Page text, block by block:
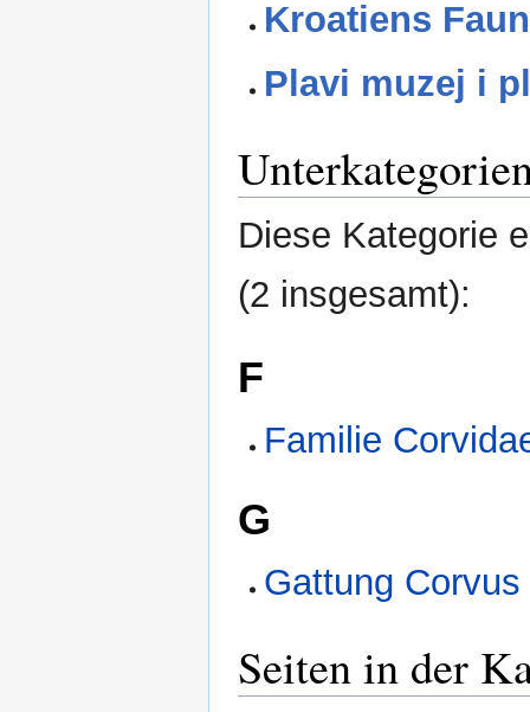
Kroatiens
Plavi muzej i
Diese Kategorie
(2 insgesamt):
F
Familie
G
Gattung Corvus
Seiten in der